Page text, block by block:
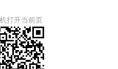
打开当前页